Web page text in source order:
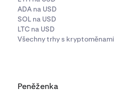
ADA na USD
SOL na USD
LTC na USD
Všechny trhy s kryptoměnami
Peněženka